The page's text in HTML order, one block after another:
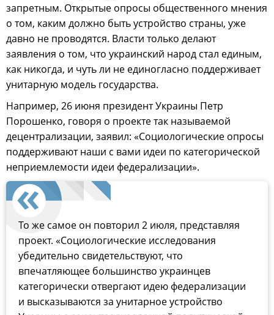
запретным. Открытые опросы общественного мнения
о том, каким должно быть устройство страны, уже
давно не проводятся. Власти только делают
заявления о том, что украинский народ стал единым,
как никогда, и чуть ли не единогласно поддерживает
унитарную модель государства.
Например, 26 июня президент Украины Петр
Порошенко, говоря о проекте так называемой
децентрализации, заявил: «Социологические опросы
поддерживают наши с вами идеи по категорической
неприемлемости идеи федерализации».
То же самое он повторил 2 июля, представляя
проект. «Социологические исследования
убедительно свидетельствуют, что
впечатляющее большинство украинцев
категорически отвергают идею федерализации
и высказываются за унитарное устройство